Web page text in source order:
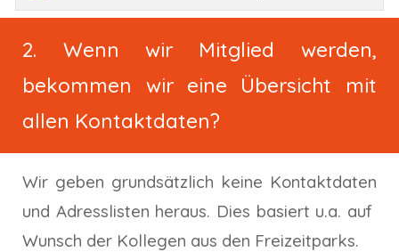
2. Wenn wir Mitglied werden,
bekommen wir eine Übersicht mit
allen Kontaktdaten?
Wir geben grundsätzlich keine Kontaktdaten
und Adresslisten heraus. Dies basiert u.a. auf
Wunsch der Kollegen aus den Freizeitparks.